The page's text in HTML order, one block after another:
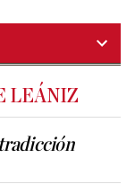
LEÁNIZ